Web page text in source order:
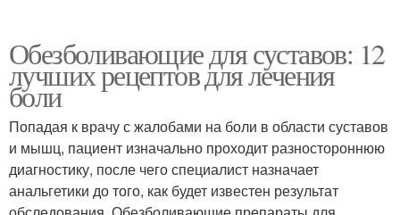
Обезболивающие для суставов: 12
лучших рецептов для лечения
боли
Попадая к врачу с жалобами на боли в области суставов
и мышц, пациент изначально проходит разностороннюю
диагностику, после чего специалист назначает
анальгетики до того, как будет известен результат